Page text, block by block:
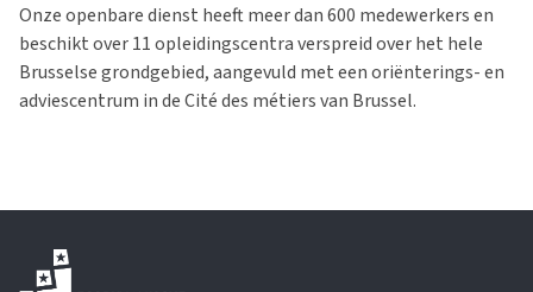
Onze openbare dienst heeft meer dan 600 medewerkers en
beschikt over 11 opleidingscentra verspreid over het hele
Brusselse grondgebied, aangevuld met een oriënterings- en
adviescentrum in de Cité des métiers van Brussel.